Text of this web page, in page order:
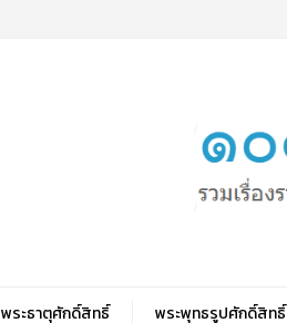
พระธาตุศักดิ์สิทธิ์ พระพุทธรูปศักดิ์สิทธิ์